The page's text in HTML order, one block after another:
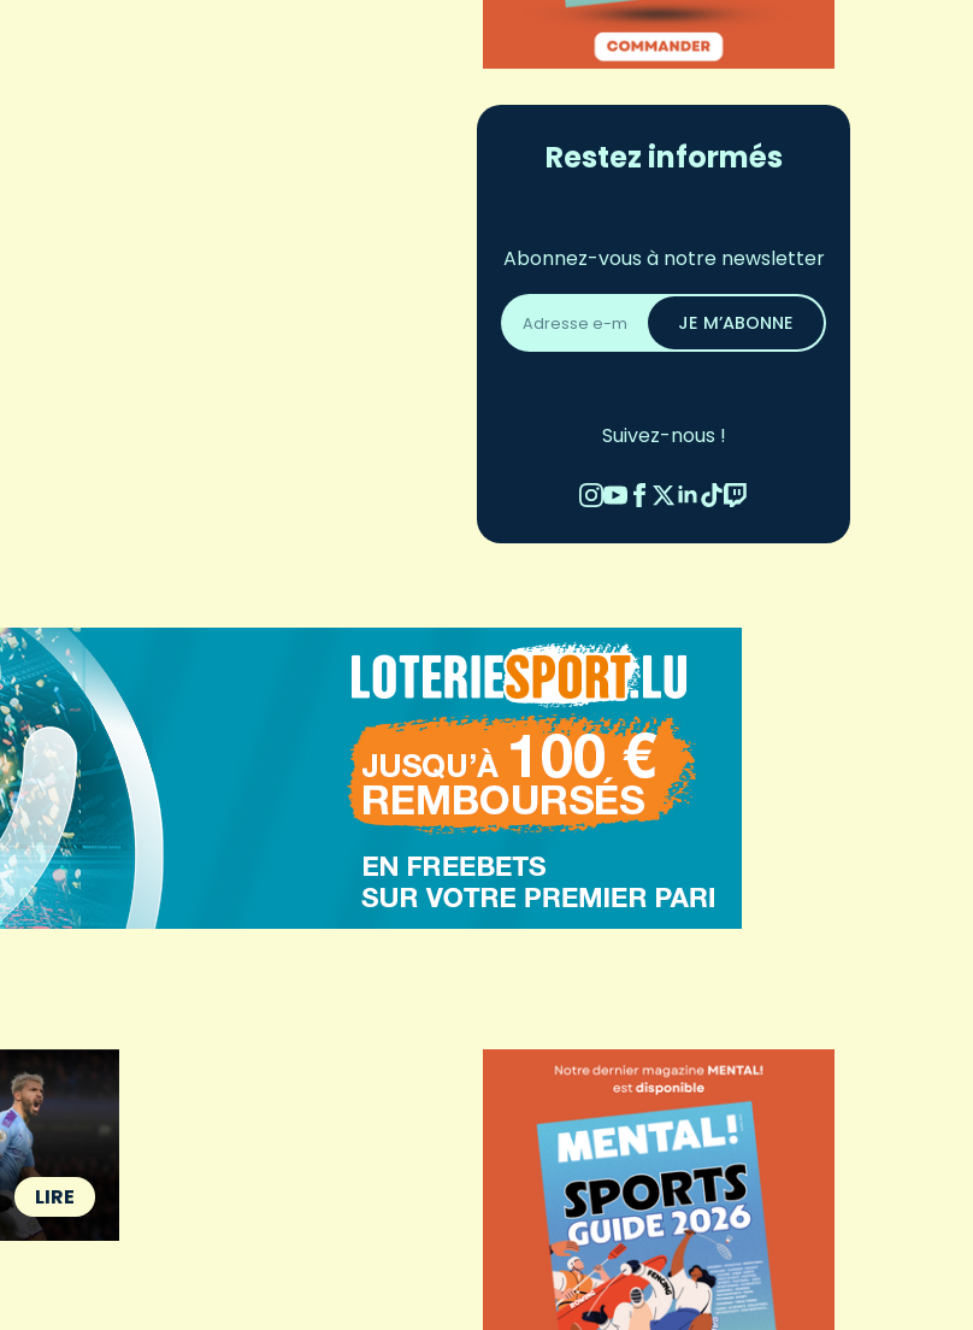
Restez informés
Abonnez-vous à notre newsletter
Adresse
email
*
JE M’ABONNE
Suivez-nous !
LIRE